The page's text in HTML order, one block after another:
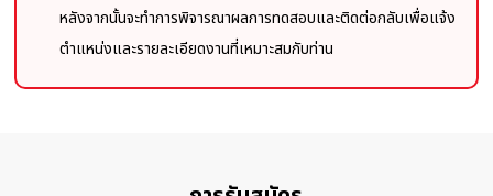
หลังจากนั้นจะทำการพิจารณาผลการทดสอบและติดต่อกลับเพื่อแจ้ง
ตำแหน่งและรายละเอียดงานที่เหมาะสมกับท่าน